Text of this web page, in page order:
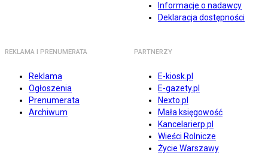
Informacje o nadawcy
Deklaracja dostępności
REKLAMA I PRENUMERATA
Reklama
Ogłoszenia
Prenumerata
Archiwum
PARTNERZY
E-kiosk.pl
E-gazety.pl
Nexto.pl
Mała księgowość
Kancelarierp.pl
Wieści Rolnicze
Życie Warszawy